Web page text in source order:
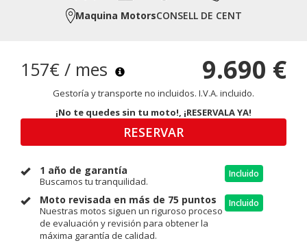
Maquina MotorsCONSELL DE CENT
9.690 €
157€ / mes
Gestoría y transporte no incluidos. I.V.A. incluido.
¡No te quedes sin tu moto!, ¡RESERVALA YA!
RESERVAR
1 año de garantía
Buscamos tu tranquilidad.
Incluido
Moto revisada en más de 75 puntos
Nuestras motos siguen un riguroso proceso
de evaluación y revisión para obtener la
máxima garantía de calidad.
Incluido